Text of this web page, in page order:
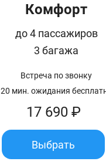
Комфорт
до 4 пассажиров
3 багажа
Встреча по звонку
20 мин. ожидания
17 690 ₽
Выбрать